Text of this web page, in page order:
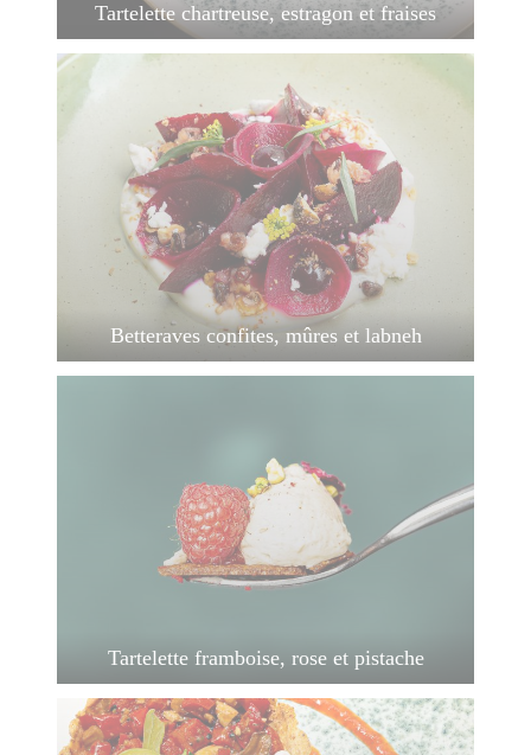
Tartelette chartreuse, estragon et fraises
Betteraves confites, mûres et labneh
Tartelette framboise, rose et pistache